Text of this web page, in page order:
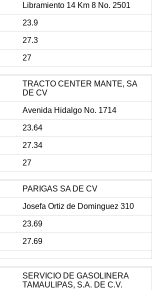
Libramiento 14 Km 8 No. 2501
23.9
27.3
27
TRACTO CENTER MANTE, SA
DE CV
Avenida Hidalgo No. 1714
23.64
27.34
27
PARIGAS SA DE CV
Josefa Ortiz de Dominguez 310
23.69
27.69
SERVICIO DE GASOLINERA
TAMAULIPAS, S.A. DE C.V.